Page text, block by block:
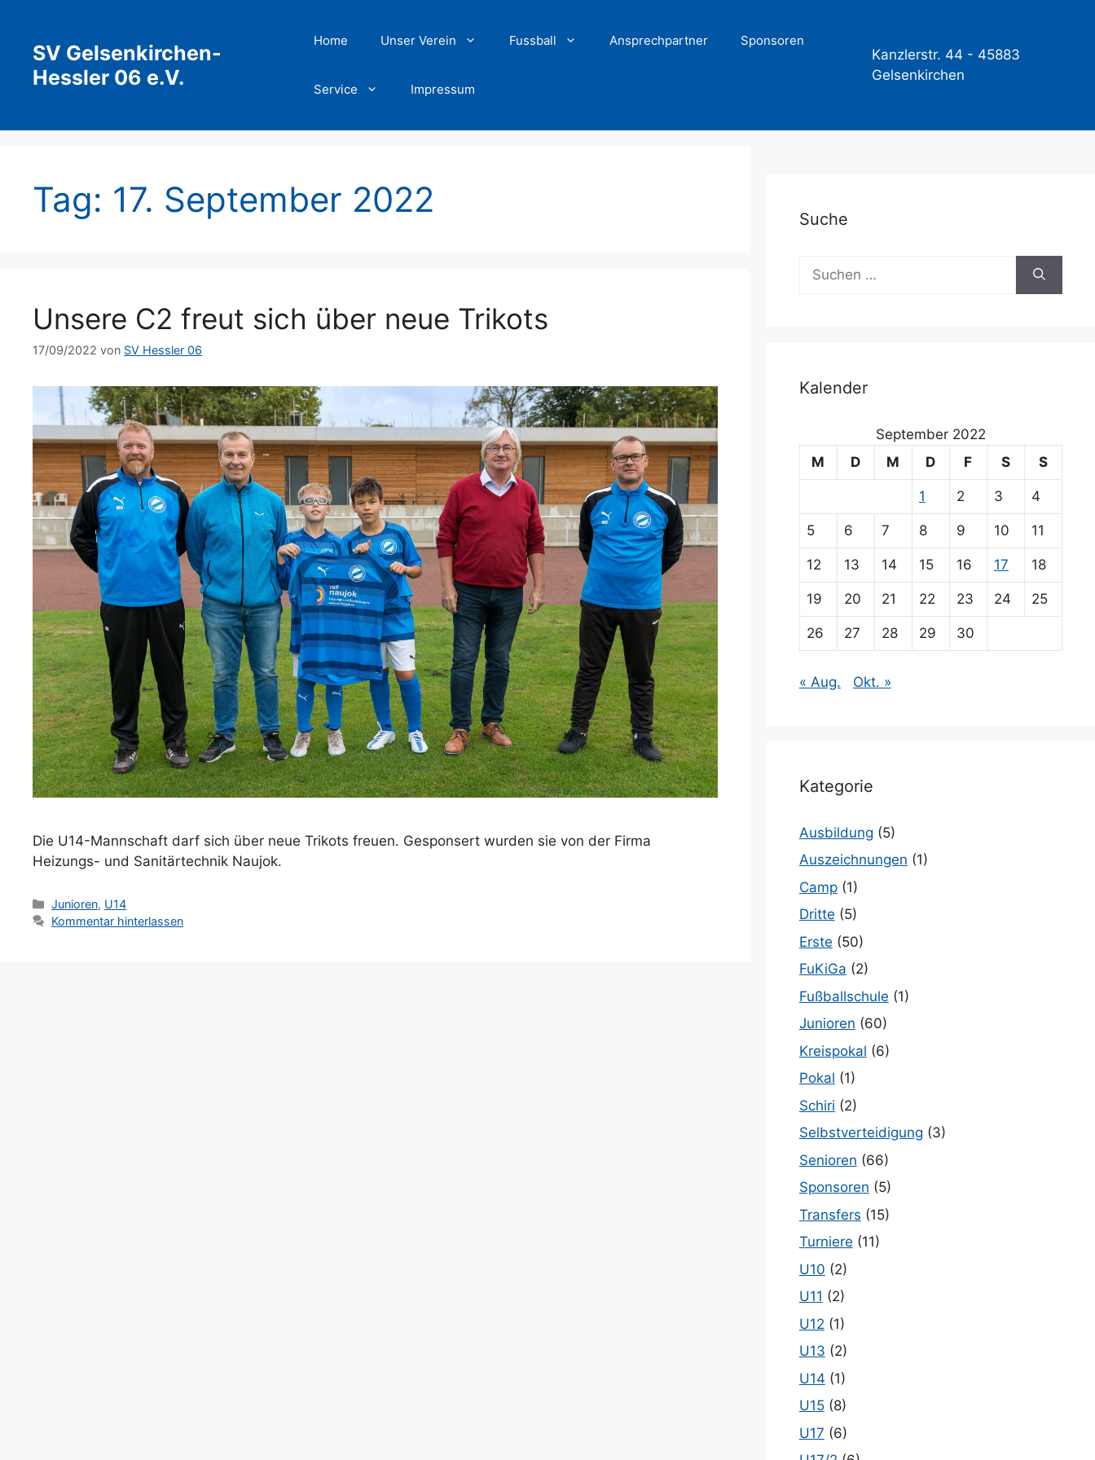
springenSV Gelsenkirchen-
Hessler 06 e.V.
Home Unser Verein Fussball Ansprechpartner Sponsoren
Service Impressum
Kanzlerstr. 44 - 45883
Gelsenkirchen
Tag: 17. September 2022
Unsere C2 freut sich über neue Trikots
17/09/2022 von SV Hessler 06
Die U14-Mannschaft darf sich über neue Trikots freuen. Gesponsert wurden sie von der Firma
Heizungs- und Sanitärtechnik Naujok.
Kategorien
Junioren, U14
Kommentar hinterlassen
Suche
Suchen
nach:
Kalender
September 2022
M
D M D F S S
1 2 3 4
5 6 7 8 9 10 11
12 13 14 15 16 17 18
19 20 21 22 23 24 25
26 27 28 29 30
« Aug. Okt. »
Kategorie
Ausbildung (5)
Auszeichnungen (1)
Camp(1)
Dritte (5)
Erste (50)
FuKiGa (2)
Fußballschule (1)
Junioren (60)
Kreispokal (6)
Pokal (1)
Schiri (2)
Selbstverteidigung (3)
Senioren (66)
Sponsoren (5)
Transfers (15)
Turniere (11)
U10 (2)
U11 (2)
U12 (1)
U13 (2)
U14 (1)
U15(8)
U17 (6)